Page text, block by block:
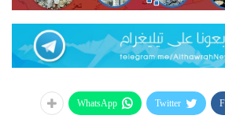
Twitter
WhatsApp